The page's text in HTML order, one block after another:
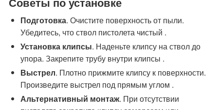
Подготовка. Очистите поверхность от пыли.
Убедитесь, что ствол пистолета чистый .
Установка клипсы. Наденьте клипсу на ствол до
упора. Закрепите трубу внутри клипсы .
Выстрел. Плотно прижмите клипсу к поверхности.
Произведите выстрел под прямым углом .
Альтернативный монтаж. При отсутствии